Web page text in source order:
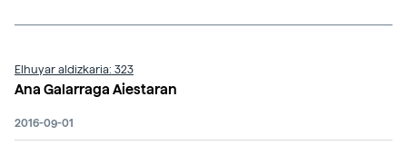
Elhuyar aldizkaria: 323
Ana Galarraga Aiestaran
2016-09-01